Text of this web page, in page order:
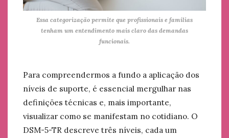
Essa categorização permite que profissionais e famílias
tenham um entendimento mais claro das demandas
funcionais.
Para compreendermos a fundo a aplicação dos
níveis de suporte, é essencial mergulhar nas
definições técnicas e, mais importante,
visualizar como se manifestam no cotidiano. O
DSM-5-TR descreve três níveis, cada um